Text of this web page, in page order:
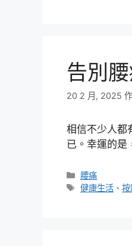
告別
20 2 月, 2025
相信不少人都
已。幸運的是
分
類
腰痛
標
健康生活 、按